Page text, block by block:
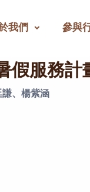
我們 參與
畫
假服務計
謙、楊紫涵